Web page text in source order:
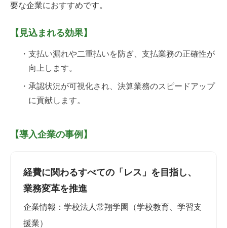
要な企業におすすめです。
【見込まれる効果】
・支払い漏れや二重払いを防ぎ、支払業務の正確性が
向上します。
・承認状況が可視化され、決算業務のスピードアップ
に貢献します。
【導入企業の事例】
経費に関わるすべての「レス」を目指し、
業務変革を推進
企業情報：学校法人常翔学園（学校教育、学習支
援業）